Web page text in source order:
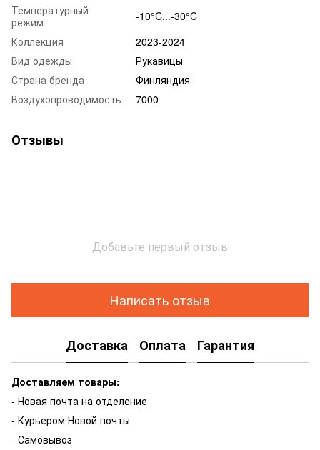
Температурный
режим
-10°C...-30°C
Коллекция
2023-2024
Вид одежды
Рукавицы
Страна бренда
Финляндия
Воздухопроводимость
7000
Отзывы
Добавьте первый отзыв
Написать отзыв
Доставка Оплата Гарантия
Доставляем товары:
- Новая почта на отделение
- Курьером Новой почты
- Самовывоз